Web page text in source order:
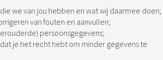
we van jou hebben en wat wij daarmee doen;
van fouten en aanvullen;
persoonsgegevens;
je het recht hebt om minder gegevens te